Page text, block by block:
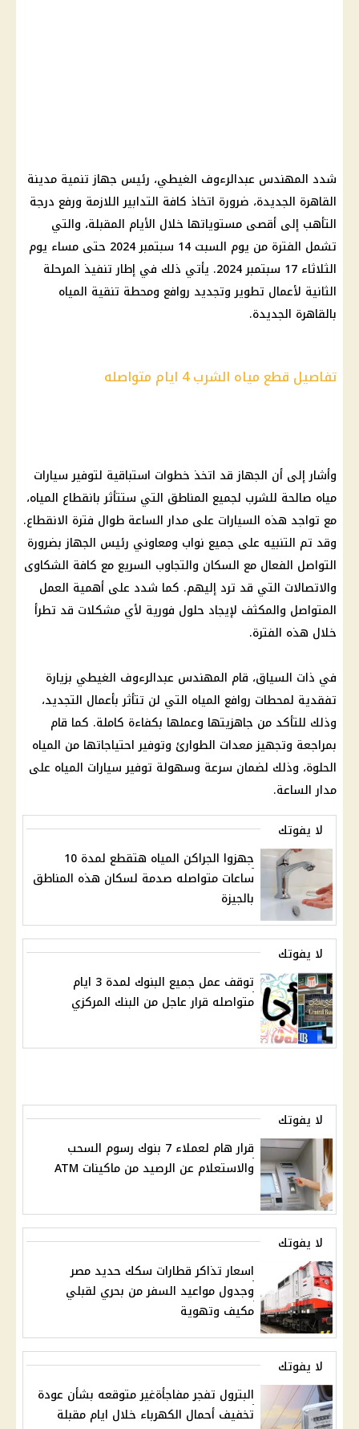
شدد المهندس عبدالرءوف الغيطي، رئيس جهاز تنمية مدينة
القاهرة الجديدة، ضرورة اتخاذ كافة التدابير اللازمة ورفع درجة
التأهب إلى أقصى مستوياتها خلال الأيام المقبلة، والتي
تشمل الفترة من يوم السبت 14 سبتمبر 2024 حتى مساء يوم
الثلاثاء 17 سبتمبر 2024. يأتي ذلك في إطار تنفيذ المرحلة
الثانية لأعمال تطوير وتجديد روافع ومحطة تنقية المياه
بالقاهرة الجديدة.
تفاصيل قطع مياه الشرب 4 ايام متواصله
وأشار إلى أن الجهاز قد اتخذ خطوات استباقية لتوفير سيارات
مياه صالحة للشرب لجميع المناطق التي ستتأثر بانقطاع المياه،
مع تواجد هذه السيارات على مدار الساعة طوال فترة الانقطاع.
وقد تم التنبيه على جميع نواب ومعاوني رئيس الجهاز بضرورة
التواصل الفعال مع السكان والتجاوب السريع مع كافة الشكاوى
والاتصالات التي قد ترد إليهم. كما شدد على أهمية العمل
المتواصل والمكثف لإيجاد حلول فورية لأي مشكلات قد تطرأ
خلال هذه الفترة.
في ذات السياق، قام المهندس عبدالرءوف الغيطي بزيارة
تفقدية لمحطات روافع المياه التي لن تتأثر بأعمال التجديد،
وذلك للتأكد من جاهزيتها وعملها بكفاءة كاملة. كما قام
بمراجعة وتجهيز معدات الطوارئ وتوفير احتياجاتها من المياه
الحلوة، وذلك لضمان سرعة وسهولة توفير سيارات المياه على
مدار الساعة.
لا يفوتك
جهزوا الجراكن المياه هتقطع لمدة 10
ساعات متواصله صدمة لسكان هذه المناطق
بالجيزة
لا يفوتك
توقف عمل جميع البنوك لمدة 3 ايام
متواصله قرار عاجل من البنك المركزي
لا يفوتك
قرار هام لعملاء 7 بنوك رسوم السحب
والاستعلام عن الرصيد من ماكينات ATM
لا يفوتك
اسعار تذاكر قطارات سكك حديد مصر
وجدول مواعيد السفر من بحري لقبلي
مكيف وتهوية
لا يفوتك
البترول تفجر مفاجأةغير متوقعه بشأن عودة
تخفيف أحمال الكهرباء خلال ايام مقبلة